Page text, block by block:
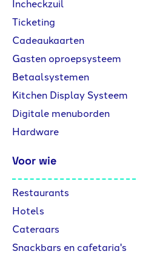
Incheckzuil
Ticketing
Cadeaukaarten
Gasten oproepsysteem
Betaalsystemen
Kitchen Display Systeem
Digitale menuborden
Hardware
Voor wie
Restaurants
Hotels
Cateraars
Snackbars en cafetaria's